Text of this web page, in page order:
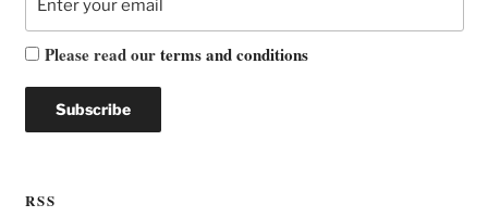
Please read ourterms and conditions
RSS